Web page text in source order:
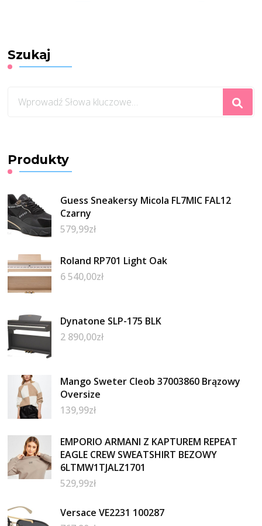
Szukaj
czegoś?
Produkty
Guess Sneakersy Micola FL7MIC FAL12
Czarny
579,99zł
Roland RP701 Light Oak
6 540,00zł
Dynatone SLP-175 BLK
2 890,00zł
Mango Sweter Cleob 37003860 Brązowy
Oversize
139,99zł
EMPORIO ARMANI Z KAPTUREM REPEAT
EAGLE CREW SWEATSHIRT BEZOWY
6LTMW1TJALZ1701
529,99zł
Versace VE2231 100287